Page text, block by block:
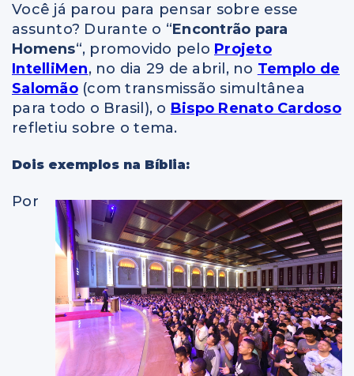
Você já parou para pensar sobre esse
assunto? Durante o “Encontrão para
Homens“, promovido pelo Projeto
IntelliMen, no dia 29 de abril, no Templo de
Salomão(com transmissão simultânea
para todo o Brasil), o Bispo Renato Cardoso
refletiu sobre o tema.
Dois exemplos na Bíblia:
Por